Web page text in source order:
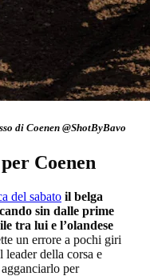
di Coenen @ShotByBavo
Coenen
del sabato il belga
sin dalle prime
tra lui e l’olandese
un errore a pochi giri
della corsa e
per